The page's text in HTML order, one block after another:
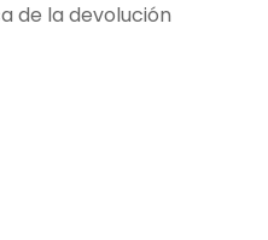
de la devolución